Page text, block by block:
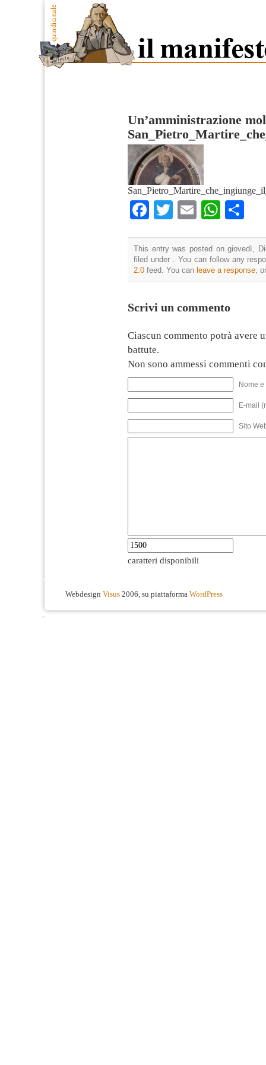
Un’amministrazione
Facebook
TwitterEmail
This entry was posted on giovedì,
filed under . You can follow any
2.0 feed. You can leave a response ,
Scrivi un commento
Ciascun commento potrà avere
battute.
Non sono ammessi commenti
Nome
E-mail
Sito
caratteri disponibili
Webdesign Visus 2006, su piattaforma WordPress